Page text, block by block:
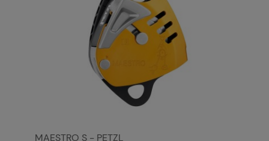
MAESTRO S - PETZL